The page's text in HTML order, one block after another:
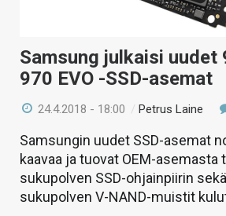
Samsung julkaisi uudet
970 EVO -SSD-asemat
24.4.2018 - 18:00 /Petrus Laine
Samsungin uudet SSD-asemat
kaavaa ja tuovat OEM-asemasta
sukupolven SSD-ohjainpiirin
sukupolven V-NAND-muistit